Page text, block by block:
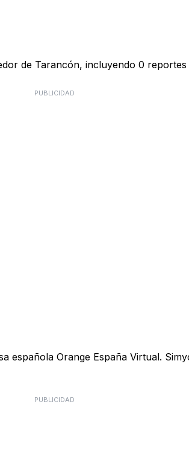
de Tarancón, incluyendo 0 reportes
PUBLICIDAD
española Orange España Virtual.
PUBLICIDAD